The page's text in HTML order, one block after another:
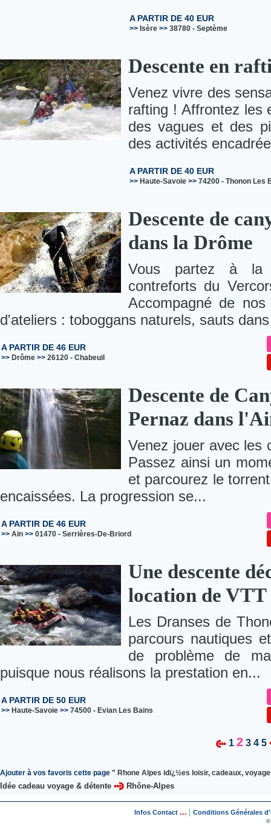
A PARTIR DE 40 EUR
>> Isère >> 38780 - Septème
Descente en
Venez vivre des
rafting ! Affrontez les
des vagues et des
des activités
A PARTIR DE 40 EUR
>> Haute-Savoie >> 74200 - Thonon Les
Descente de
dans la Drôme
Vous partez à la
contreforts du
Accompagné de
d'ateliers : toboggans naturels, sauts
A PARTIR DE 46 EUR
>> Drôme >> 26120 - Chabeuil
Descente de
Pernaz dans
Venez jouer avec les
Passez ainsi un
et parcourez le
encaissées. La progression se...
A PARTIR DE 46 EUR
>> Ain >> 01470 - Serrières-De-Briord
Une descente
location de VTT
Les Dranses de
parcours nautiques
de problème de
puisque nous réalisons la prestation en...
A PARTIR DE 50 EUR
>> Haute-Savoie >> 74500 - Evian Les Bains
1 2 3 4 5
Ajouter à vos favoris cette page " Rhone Alpes idï¿½es loisir, cadeaux,
Idée cadeau voyage & détente Rhône-Alpes
Infos Contact ... Conditions Générales
©